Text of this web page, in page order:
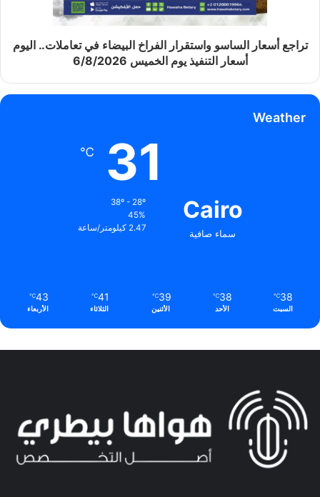
تراجع أسعار الساسو واستقرار الفراخ البيضاء في تعاملات.. اليوم
أسعار التنفيذ يوم الخميس 6/8/2026
Weather
Cairo
سماء صافية
31
℃
38º - 28º
45%
2.47 كيلومتر/ساعة
38
℃
السبت
38
℃
الأحد
39
℃
الأثنين
41
℃
الثلاثاء
43
℃
الأربعاء